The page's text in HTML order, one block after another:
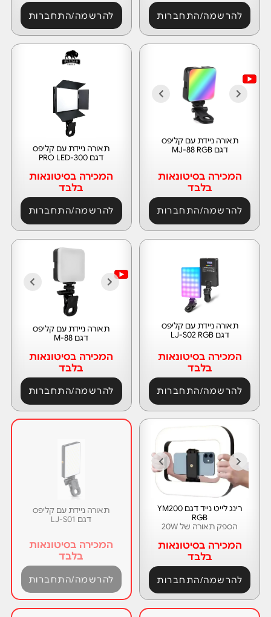
להרשמה/התחברות להרשמה/התחברות
תאורה ניידת עם קליפס
דגם MJ-88 RGB
המכירה בסיטונאות
בלבד
להרשמה/התחברות
תאורה ניידת עם קליפס
דגם PRO LED-300
המכירה בסיטונאות
בלבד
להרשמה/התחברות
תאורה ניידת עם קליפס
דגם LJ-S01
המכירה בסיטונאות
בלבד
להרשמה/התחברות
תאורה ניידת עם קליפס
דגם LJ-S02 RGB
המכירה בסיטונאות
בלבד
להרשמה/התחברות
תאורה ניידת עם קליפס
דגם M-88
המכירה בסיטונאות
בלבד
להרשמה/התחברות
רינג לייט נייד דגם YM200
RGB
הספק תאורה של 20W
המכירה בסיטונאות
בלבד
להרשמה/התחברות